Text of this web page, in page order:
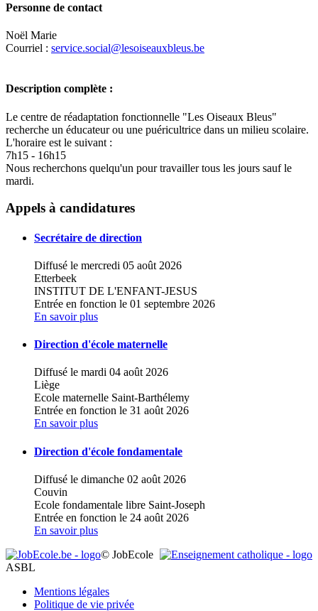
Personne de contact
Noël Marie
Courriel : service.social@lesoiseauxbleus.be
Description complète :
Le centre de réadaptation fonctionnelle "Les Oiseaux Bleus"
recherche un éducateur ou une puéricultrice dans un milieu scolaire.
L'horaire est le suivant :
7h15 - 16h15
Nous recherchons quelqu'un pour travailler tous les jours sauf le
mardi.
Les Oiseaux Bleus
+
Appels à candidatures
Secrétaire de direction
Diffusé le mercredi 05 août 2026
Etterbeek
INSTITUT DE L'ENFANT-JESUS
Entrée en fonction le 01 septembre 2026
En savoir plus
Direction d'école maternelle
Diffusé le mardi 04 août 2026
Liège
Ecole maternelle Saint-Barthélemy
Entrée en fonction le 31 août 2026
En savoir plus
Direction d'école fondamentale
Diffusé le dimanche 02 août 2026
Couvin
Ecole fondamentale libre Saint-Joseph
Entrée en fonction le 24 août 2026
En savoir plus
© JobEcole
ASBL
Mentions légales
Politique de vie privée